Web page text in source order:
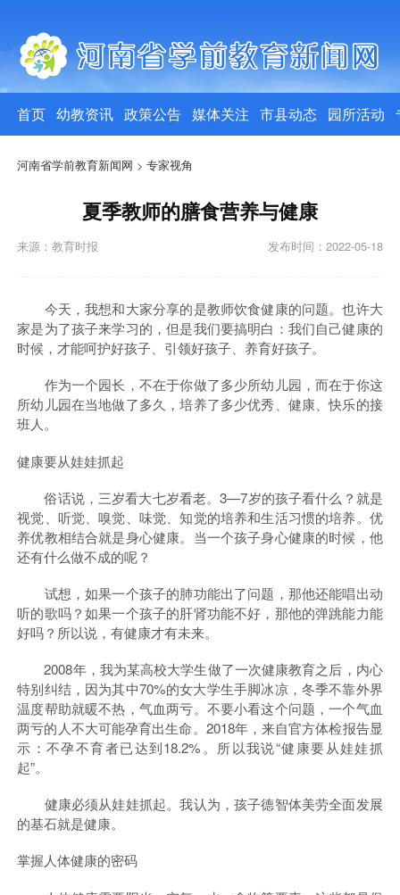
首页 幼教资讯 政策公告 媒体关注 市县动态 园所活动
河南省学前教育新闻网 >专家视角
夏季教师的膳食营养与健康
发布时间：2022-05-18
来源：教育时报
今天，我想和大家分享的是教师饮食健康的问题。也许大
家是为了孩子来学习的，但是我们要搞明白：我们自己健康的
时候，才能呵护好孩子、引领好孩子、养育好孩子。
作为一个园长，不在于你做了多少所幼儿园，而在于你这
所幼儿园在当地做了多久，培养了多少优秀、健康、快乐的接
班人。
健康要从娃娃抓起
俗话说，三岁看大七岁看老。3—7岁的孩子看什么？就是
视觉、听觉、嗅觉、味觉、知觉的培养和生活习惯的培养。优
养优教相结合就是身心健康。当一个孩子身心健康的时候，他
还有什么做不成的呢？
试想，如果一个孩子的肺功能出了问题，那他还能唱出动
听的歌吗？如果一个孩子的肝肾功能不好，那他的弹跳能力能
好吗？所以说，有健康才有未来。
2008年，我为某高校大学生做了一次健康教育之后，内心
特别纠结，因为其中70%的女大学生手脚冰凉，冬季不靠外界
温度帮助就暖不热，气血两亏。不要小看这个问题，一个气血
两亏的人不大可能孕育出生命。2018年，来自官方体检报告显
示：不孕不育者已达到18.2%。所以我说“健康要从娃娃抓
起”。
健康必须从娃娃抓起。我认为，孩子德智体美劳全面发展
的基石就是健康。
掌握人体健康的密码